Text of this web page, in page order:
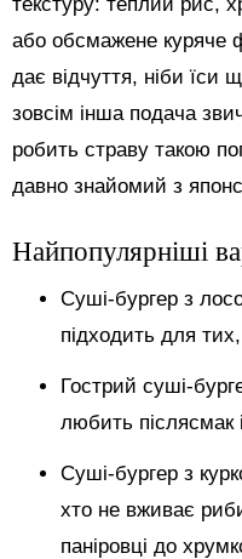
або обсмажене куряче
дає відчуття, ніби
зовсім інша подача
робить страву такою
давно знайомий з
Найпопулярніші
Суші-бургер з
підходить для
Гострий суші-
любить післясмак
Суші-бургер з
хто не вживає
паніровці до